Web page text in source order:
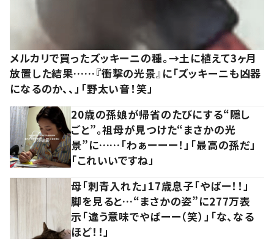
メルカリで買ったズッキーニの種。→土に植えて3ヶ月
放置した結果……『衝撃の光景』に「ズッキーニも凶器
になるのか、、」「野太い音！笑」
20歳の孫娘が帰省のたびにする“隠し
ごと”。祖母が見つけた“まさかの光
景”に……「わぁーーー！」「最高の孫だ」
「これいいですね」
母「刺青入れた」17歳息子「やばー！！」
脚を見ると…“まさかの姿”に277万表
示「違う意味でやばーー（笑）」「な、なる
ほど！！」